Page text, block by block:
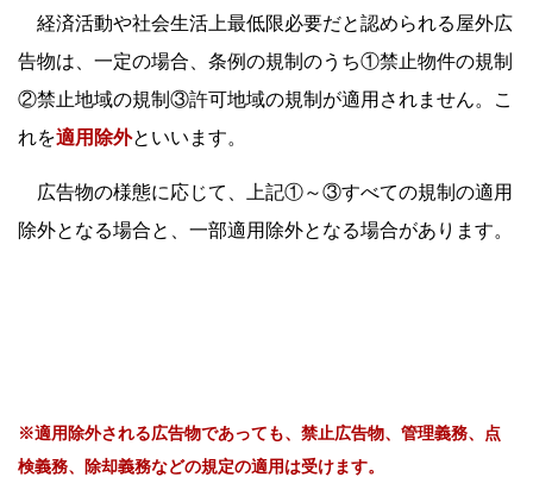
経済活動や社会生活上最低限必要だと認められる屋外広
告物は、一定の場合、条例の規制のうち①禁止物件の規制
②禁止地域の規制③許可地域の規制が適用されません。こ
れを適用除外といいます。
広告物の様態に応じて、上記①～③すべての規制の適用
除外となる場合と、一部適用除外となる場合があります。
※適用除外される広告物であっても、禁止広告物、管理義務、点
検義務、除却義務などの規定の適用は受けます。